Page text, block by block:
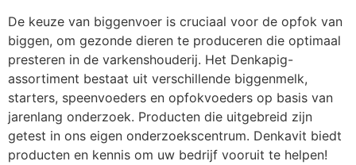
De keuze van biggenvoer is cruciaal voor de opfok van
biggen, om gezonde dieren te produceren die optimaal
presteren in de varkenshouderij. Het Denkapig-
assortiment bestaat uit verschillende biggenmelk,
starters, speenvoeders en opfokvoeders op basis van
jarenlang onderzoek. Producten die uitgebreid zijn
getest in ons eigen onderzoekscentrum. Denkavit biedt
producten en kennis om uw bedrijf vooruit te helpen!